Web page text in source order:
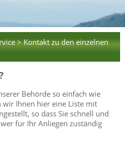
> Kontakt zu den einzelnen
Behörde so einfach wie
wir Ihnen hier eine Liste mit
so dass Sie schnell und
für Ihr Anliegen zuständig